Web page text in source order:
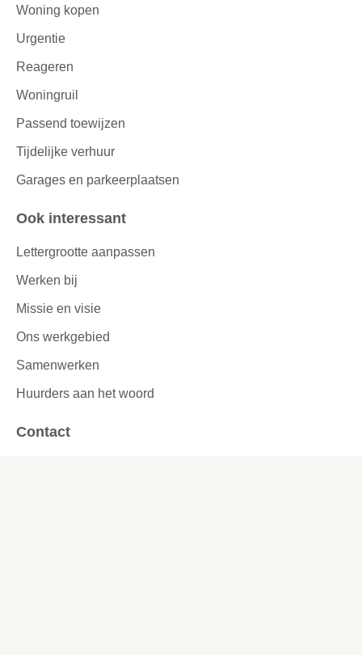
Woning kopen
Urgentie
Reageren
Woningruil
Passend toewijzen
Tijdelijke verhuur
Garages en parkeerplaatsen
Ook interessant
Lettergrootte aanpassen
Werken bij
Missie en visie
Ons werkgebied
Samenwerken
Huurders aan het woord
Contact